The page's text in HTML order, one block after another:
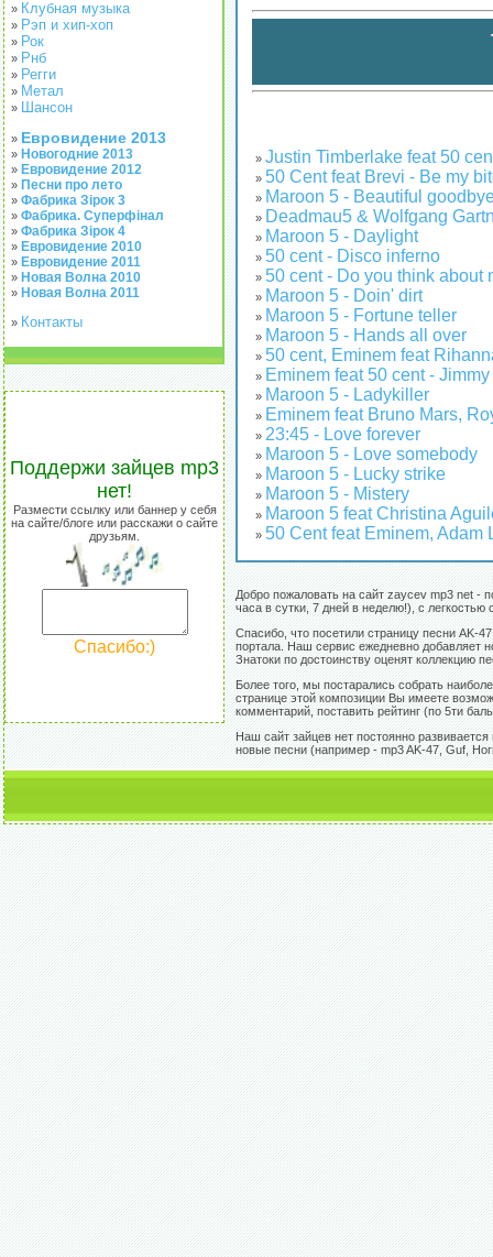
» Клубная музыка
» Рэп и хип-хоп
» Рок
» Рнб
» Регги
» Метал
» Шансон
» Евровидение 2013
» Новогодние 2013
» Евровидение 2012
» Песни про лето
» Фабрика Зірок 3
» Фабрика. Суперфінал
» Фабрика Зірок 4
» Евровидение 2010
» Евровидение 2011
» Новая Волна 2010
» Новая Волна 2011
» Контакты
Поддержи зайцев mp3
нет!
Размести ссылку или баннер у себя
на сайте/блоге или расскажи о сайте
друзьям.
Спасибо:)
» Justin Timberlake feat 50
» 50 Cent feat Brevi - Be my
» Maroon 5 - Beautiful
» Deadmau5 & Wolfgang
» Maroon 5 - Daylight
» 50 cent - Disco inferno
» 50 cent - Do you think about
» Maroon 5 - Doin' dirt
» Maroon 5 - Fortune teller
» Maroon 5 - Hands all over
» 50 cent, Eminem feat
» Eminem feat 50 cent -
» Maroon 5 - Ladykiller
» Eminem feat Bruno Mars,
» 23:45 - Love forever
» Maroon 5 - Love somebody
» Maroon 5 - Lucky strike
» Maroon 5 - Mistery
» Maroon 5 feat Christina
» 50 Cent feat Eminem, Adam
Добро пожаловать на сайт zaycev mp3 net -
часа в сутки, 7 дней в неделю!), с
Спасибо, что посетили страницу песни AK-
портала. Наш сервис ежедневно добавляет
Знатоки по достоинству оценят коллекцию
Более того, мы постарались собрать
странице этой композиции Вы имеете
комментарий, поставить рейтинг (по 5ти
Наш сайт зайцев нет постоянно
новые песни (например - mp3 AK-47, Guf,